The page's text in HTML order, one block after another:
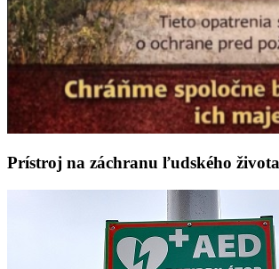
Prístroj na záchranu ľudského života